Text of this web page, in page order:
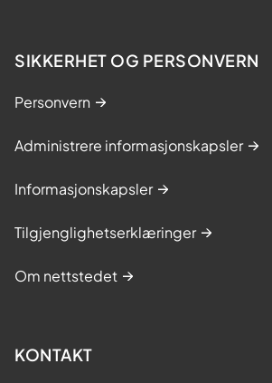
SIKKERHET OG PERSONVERN
Personvern
Administrere informasjonskapsler
Informasjonskapsler
Tilgjenglighetserklæringer
Om nettstedet
KONTAKT